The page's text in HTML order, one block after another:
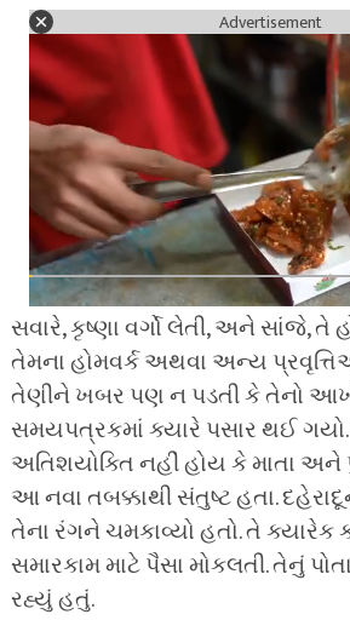
Advertisement
સવારે, કૃષ્ણા વર્ગો લેતી, અને સાંજે, તે
તેમના હોમવર્ક અથવા અન્ય
તેણીને ખબર પણ ન પડતી કે તેનો
સમયપત્રકમાં ક્યારે પસાર થઈ
અતિશયોક્તિ નહીં હોય કે માતા
આ નવા તબક્કાથી સંતુષ્ટ હતા.
તેના રંગને ચમકાવ્યો હતો. તે ક્યારેક
સમારકામ માટે પૈસા મોકલતી. તેનું
રહ્યું હતું.